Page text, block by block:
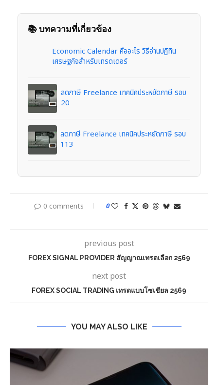
📚 บทความที่เกี่ยวข้อง
Economic Calendar คืออะไร วิธีอ่านปฏิทิน
เศรษฐกิจสำหรับเทรดเดอร์
ลดภาษี Freelance เทคนิคประหยัดภาษี รอบ
20
ลดภาษี Freelance เทคนิคประหยัดภาษี รอบ
113
0 comments 0
previous post
FOREX SIGNAL PROVIDER สัญญาณเทรดเลือก 2569
next post
FOREX SOCIAL TRADING เทรดแบบโซเชียล 2569
YOU MAY ALSO LIKE